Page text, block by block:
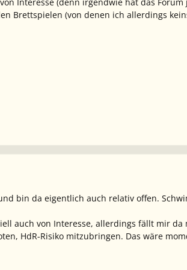
Brettspielen (von denen ich allerdings
bin da eigentlich auch relativ offen.
auch von Interesse, allerdings fällt mir
HdR-Risiko mitzubringen. Das wäre